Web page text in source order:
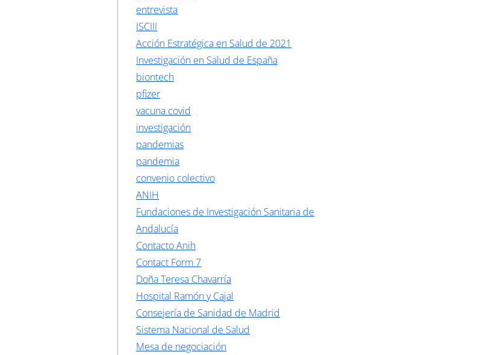
entrevista
ISCIII
Acción Estratégica en Salud de 2021
Investigación en Salud de España
biontech
pfizer
vacuna covid
investigación
pandemias
pandemia
convenio colectivo
ANIH
Fundaciones de Investigación Sanitaria de
Andalucía
Contacto Anih
Contact Form 7
Doña Teresa Chavarría
Hospital Ramón y Cajal
Consejería de Sanidad de Madrid
Sistema Nacional de Salud
Mesa de negociación